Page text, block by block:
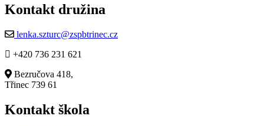
Kontakt družina
lenka.szturc@zspbtrinec.cz
+420 736 231 621
Bezručova 418,
Třinec 739 61
Kontakt škola